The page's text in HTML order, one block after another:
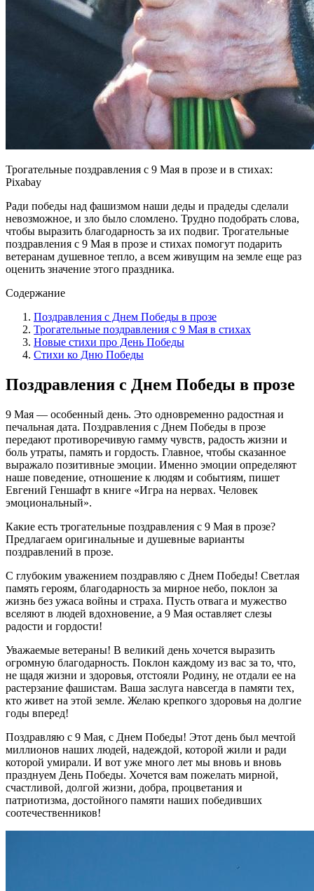
Трогательные поздравления с 9 Мая в прозе и в стихах:
Pixabay
Ради победы над фашизмом наши деды и прадеды сделали
невозможное, и зло было сломлено. Трудно подобрать слова,
чтобы выразить благодарность за их подвиг. Трогательные
поздравления с 9 Мая в прозе и стихах помогут подарить
ветеранам душевное тепло, а всем живущим на земле еще раз
оценить значение этого праздника.
Содержание
Поздравления с Днем Победы в прозе
Трогательные поздравления с 9 Мая в стихах
Новые стихи про День Победы
Стихи ко Дню Победы
Поздравления с Днем Победы в прозе
9 Мая — особенный день. Это одновременно радостная и
печальная дата. Поздравления с Днем Победы в прозе
передают противоречивую гамму чувств, радость жизни и
боль утраты, память и гордость. Главное, чтобы сказанное
выражало позитивные эмоции. Именно эмоции определяют
наше поведение, отношение к людям и событиям, пишет
Евгений Геншафт в книге «Игра на нервах. Человек
эмоциональный».
Какие есть трогательные поздравления с 9 Мая в прозе?
Предлагаем оригинальные и душевные варианты
поздравлений в прозе.
С глубоким уважением поздравляю с Днем Победы! Светлая
память героям, благодарность за мирное небо, поклон за
жизнь без ужаса войны и страха. Пусть отвага и мужество
вселяют в людей вдохновение, а 9 Мая оставляет слезы
радости и гордости!
Уважаемые ветераны! В великий день хочется выразить
огромную благодарность. Поклон каждому из вас за то, что,
не щадя жизни и здоровья, отстояли Родину, не отдали ее на
растерзание фашистам. Ваша заслуга навсегда в памяти тех,
кто живет на этой земле. Желаю крепкого здоровья на долгие
годы вперед!
Поздравляю с 9 Мая, с Днем Победы! Этот день был мечтой
миллионов наших людей, надеждой, которой жили и ради
которой умирали. И вот уже много лет мы вновь и вновь
празднуем День Победы. Хочется вам пожелать мирной,
счастливой, долгой жизни, добра, процветания и
патриотизма, достойного памяти наших победивших
соотечественников!